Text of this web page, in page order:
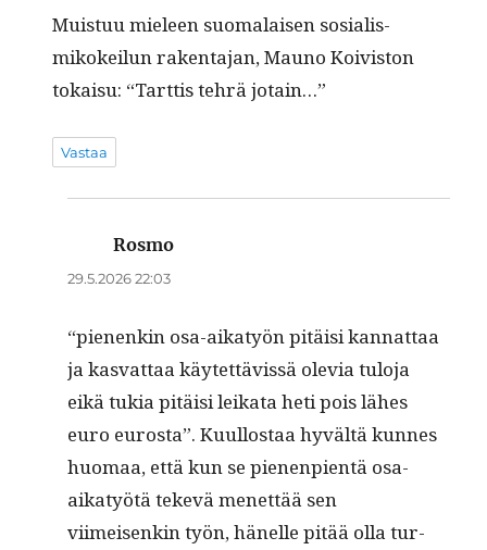
Muis­tuu mieleen suo­ma­laisen sosial­is­
mikokeilun rak­en­ta­jan, Mauno Koivis­ton
tokaisu: “Tart­tis tehrä jotain…”
Vastaa
Rosmo
29.5.2026 22:03
“pienenkin osa-aikatyön pitäisi kan­nat­taa
ja kas­vat­taa käytet­tävis­sä ole­via tulo­ja
eikä tukia pitäisi leika­ta heti pois läh­es
euro eurosta”. Kuul­lostaa hyvältä kunnes
huo­maa, että kun se pienen­pien­tä osa-
aikatyötä tekevä menet­tää sen
viimeisenkin työn, hänelle pitää olla tur­